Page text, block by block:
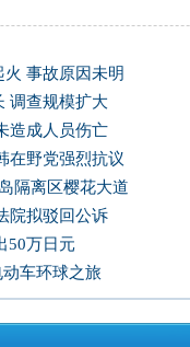
事故原因未明
调查规模扩大
造成人员伤亡
在野党强烈抗议
隔离区樱花大道
院拟驳回公诉
50万日元
车环球之旅